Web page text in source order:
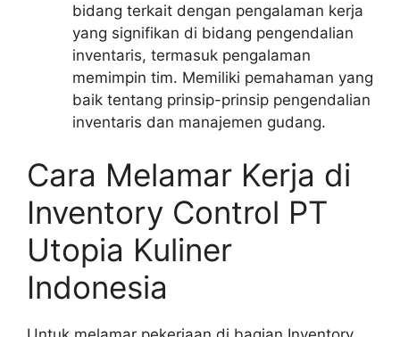
bidang terkait dengan pengalaman kerja
yang signifikan di bidang pengendalian
inventaris, termasuk pengalaman
memimpin tim. Memiliki pemahaman yang
baik tentang prinsip-prinsip pengendalian
inventaris dan manajemen gudang.
Cara Melamar Kerja di
Inventory Control PT
Utopia Kuliner
Indonesia